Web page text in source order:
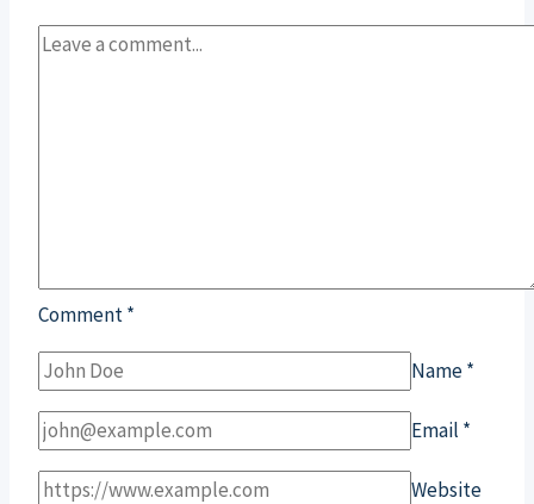
Comment*
Name*
Email *
Website